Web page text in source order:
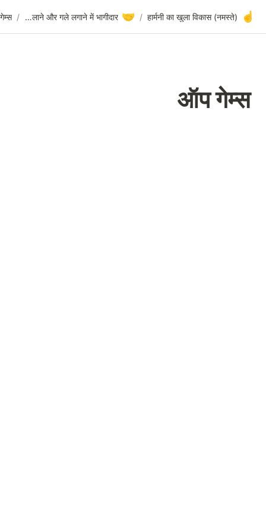
/
🤝
हाथ मिलाने और गले लगाने में भागीदार
/
गेम्स
/
ऑप गेम्स
ऑप